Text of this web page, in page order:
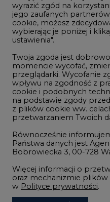
Wodór
Górnictwo
Atom
Fotowoltaika
Offshore wind
Zielone samorządy
Zielona gospodarka
wyrazić zgód na
jego zaufanych
cookie, możesz
wybierając je poniżej i
ustawienia".
Twoja zgoda jest
momencie wycofać,
przeglądarki. Wycofanie
wpływu na zgodność z
cookie i podobnych
na podstawie zgody
z plików cookie ww.
przetwarzaniem Twoich
Równocześnie
Państwa danych jest
Bobrowiecka 3, 00-728
Więcej informacji o
oraz mechanizmie plików
w Polityce prywatności.